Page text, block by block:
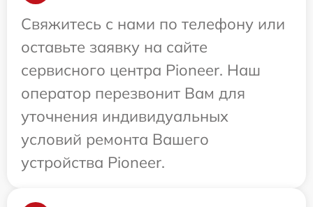
Свяжитесь с нами по телефону или
оставьте заявку на сайте
сервисного центра Pioneer. Наш
оператор перезвонит Вам для
уточнения индивидуальных
условий ремонта Вашего
устройства Pioneer.